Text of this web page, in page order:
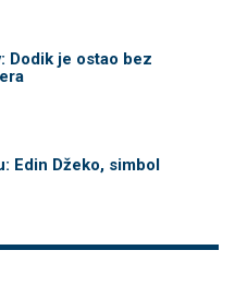
Dodik je ostao bez
Edin Džeko, simbol